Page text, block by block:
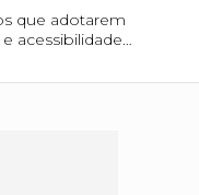
que adotarem
acessibilidade